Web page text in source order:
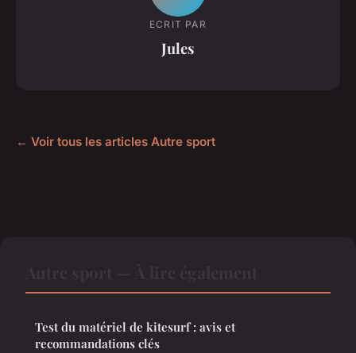
ECRIT PAR
Jules
← Voir tous les articles Autre sport
Test du matériel de kitesurf : avis et
recommandations clés